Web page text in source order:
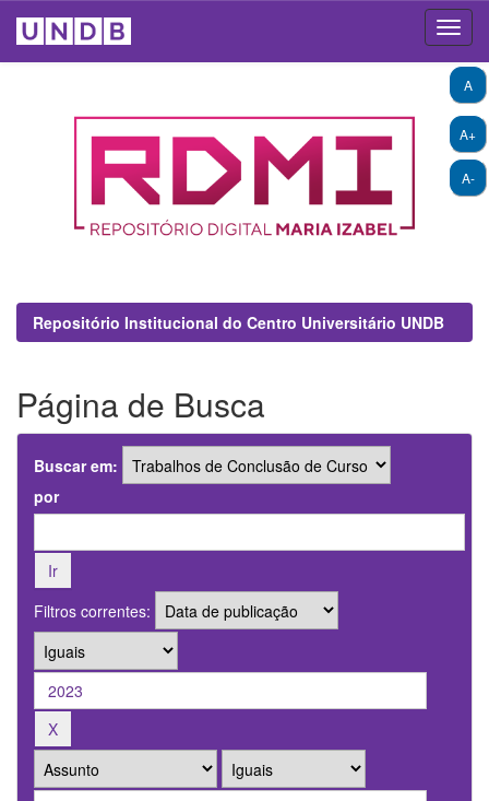
A+
A-
A
Repositório Institucional do Centro Universitário UNDB
Página de Busca
Buscar em:
por
Filtros correntes: